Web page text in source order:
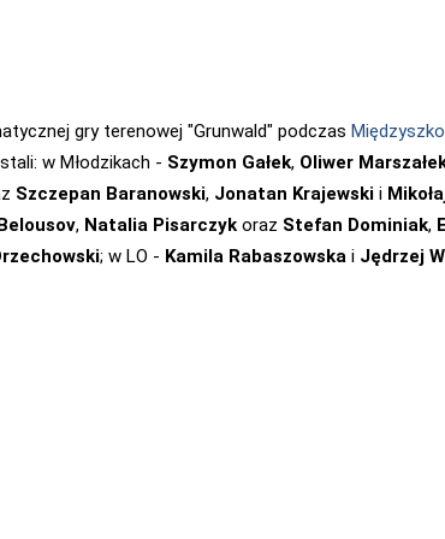
gry terenowej "Grunwald" podczas
w Młodzikach - Szymon Gałek, Oliwer
Szczepan Baranowski, Jonatan Krajewski i
, Natalia Pisarczyk oraz Stefan Dominiak,
; w LO - Kamila Rabaszowska i Jędrzej